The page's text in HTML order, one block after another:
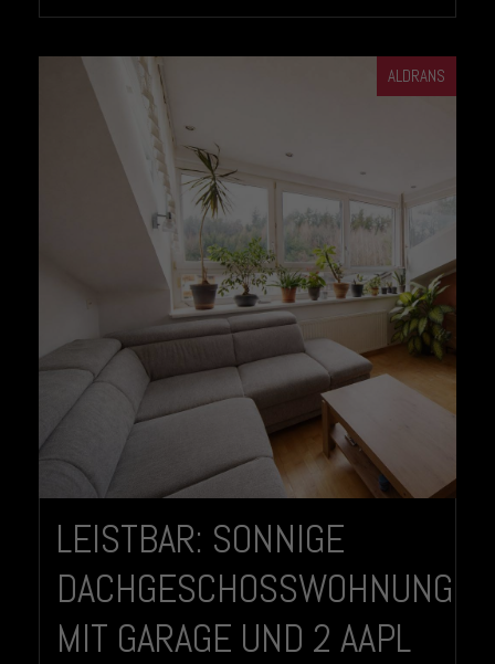
LEISTBAR: SONNIGE
DACHGESCHOSSWOHNUNG
MIT GARAGE UND 2 AAPL
ALDRANS